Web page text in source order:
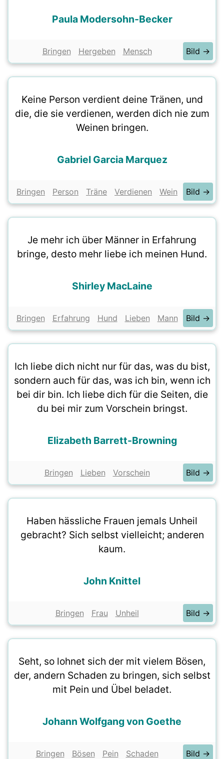
Paula Modersohn-Becker
Bringen Hergeben Mensch Bild →
Keine Person verdient deine Tränen, und
die, die sie verdienen, werden dich nie zum
Weinen bringen.
Gabriel Garcia Marquez
Bringen Person Träne Verdienen Wein Bild →
Je mehr ich über Männer in Erfahrung
bringe, desto mehr liebe ich meinen Hund.
Shirley MacLaine
Bringen Erfahrung Hund Lieben Mann Bild →
Ich liebe dich nicht nur für das, was du bist,
sondern auch für das, was ich bin, wenn ich
bei dir bin. Ich liebe dich für die Seiten, die
du bei mir zum Vorschein bringst.
Elizabeth Barrett-Browning
Bringen Lieben Vorschein Bild →
Haben hässliche Frauen jemals Unheil
gebracht? Sich selbst vielleicht; anderen
kaum.
John Knittel
Bringen Frau Unheil Bild →
Seht, so lohnet sich der mit vielem Bösen,
der, andern Schaden zu bringen, sich selbst
mit Pein und Übel beladet.
Johann Wolfgang von Goethe
Bringen Bösen Pein Schaden Bild →